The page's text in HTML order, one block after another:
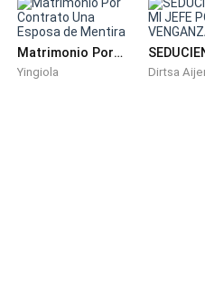
Matrimonio Por Contrato Una Esposa de Mentira
Yingiola Dirtsa